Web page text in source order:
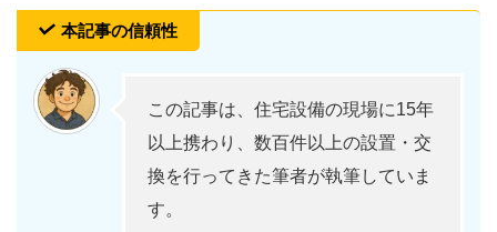
本記事の信頼性
この記事は、住宅設備の現場に15年
以上携わり、数百件以上の設置・交
換を行ってきた筆者が執筆していま
す。